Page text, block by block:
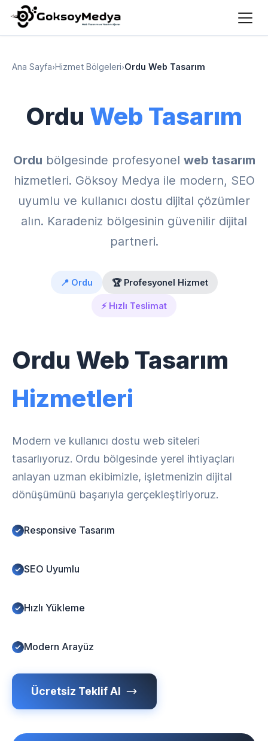
Ana Sayfa›Hizmet Bölgeleri›Ordu Web Tasarım
Ordu Web Tasarım
Ordu bölgesinde profesyonel web tasarım
hizmetleri. Göksoy Medya ile modern, SEO
uyumlu ve kullanıcı dostu dijital çözümler
alın. Karadeniz bölgesinin güvenilir dijital
partneri.
📍 Ordu 🏆 Profesyonel Hizmet
⚡ Hızlı Teslimat
Ordu Web Tasarım
Hizmetleri
Modern ve kullanıcı dostu web siteleri
tasarlıyoruz. Ordu bölgesinde yerel ihtiyaçları
anlayan uzman ekibimizle, işletmenizin dijital
dönüşümünü başarıyla gerçekleştiriyoruz.
Responsive Tasarım
SEO Uyumlu
Hızlı Yükleme
Modern Arayüz
Ücretsiz Teklif Al